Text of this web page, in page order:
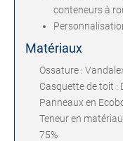
conteneurs à
Matériaux
Ossature :
Casquette de toit :
Panneaux en
Teneur en
75%